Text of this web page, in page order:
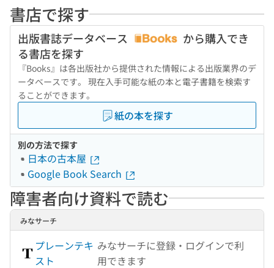
書店で探す
出版書誌データベース
から購入でき
る書店を探す
『Books』は各出版社から提供された情報による出版業界のデ
ータベースです。 現在入手可能な紙の本と電子書籍を検索す
ることができます。
紙の本を探す
別の方法で探す
日本の古本屋
Google Book Search
障害者向け資料で読む
みなサーチ
プレーンテキ
スト
みなサーチに登録・ログインで利
用できます